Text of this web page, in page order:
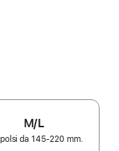
M/L
da 145‑220 mm.